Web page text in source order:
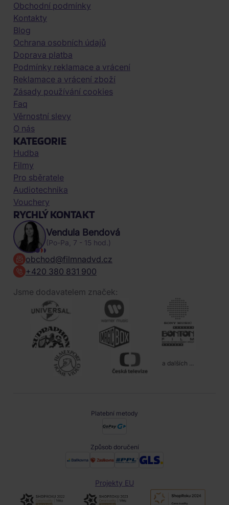
Obchodní podmínky
Kontakty
Blog
Ochrana osobních údajů
Doprava platba
Podmínky reklamace a vrácení
Reklamace a vrácení zboží
Zásady používání cookies
Faq
Věrnostní slevy
O nás
KATEGORIE
Hudba
Filmy
Pro sběratele
Audiotechnika
Vouchery
RYCHLÝ KONTAKT
Vendula Bendová
(Po-Pa, 7 - 15 hod.)
obchod@filmnadvd.cz
+420 380 831 900
Jsme dodavatelem značek:
a dalších ...
Platební metody
Způsob doručení
Projekty EU